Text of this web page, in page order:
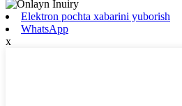
Elektron pochta xabarini yuborish
WhatsApp
x